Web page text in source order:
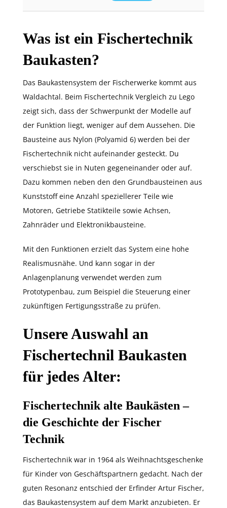
Was ist ein Fischertechnik
Baukasten?
Das Baukastensystem der Fischerwerke kommt aus
Waldachtal. Beim Fischertechnik Vergleich zu Lego
zeigt sich, dass der Schwerpunkt der Modelle auf
der Funktion liegt, weniger auf dem Aussehen. Die
Bausteine aus Nylon (Polyamid 6) werden bei der
Fischertechnik nicht aufeinander gesteckt. Du
verschiebst sie in Nuten gegeneinander oder auf.
Dazu kommen neben den den Grundbausteinen aus
Kunststoff eine Anzahl speziellerer Teile wie
Motoren, Getriebe Statikteile sowie Achsen,
Zahnräder und Elektronikbausteine.
Mit den Funktionen erzielt das System eine hohe
Realismusnähe. Und kann sogar in der
Anlagenplanung verwendet werden zum
Prototypenbau, zum Beispiel die Steuerung einer
zukünftigen Fertigungsstraße zu prüfen.
Unsere Auswahl an
Fischertechnil Baukasten
für jedes Alter:
Fischertechnik alte Baukästen –
die Geschichte der Fischer
Technik
Fischertechnik war in 1964 als Weihnachtsgeschenke
für Kinder von Geschäftspartnern gedacht. Nach der
guten Resonanz entschied der Erfinder Artur Fischer,
das Baukastensystem auf dem Markt anzubieten. Er